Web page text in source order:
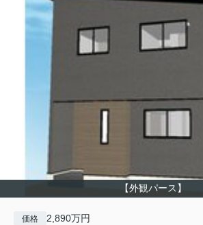
【外観パース】
価格 2,890万円